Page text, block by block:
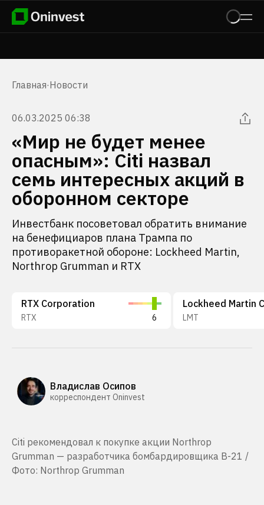
Главная·Новости
06.03.2025 06:38
«Мир не будет менее
опасным»: Citi назвал
семь интересных акций в
оборонном секторе
Инвестбанк посоветовал обратить внимание
на бенефициаров плана Трампа по
противоракетной обороне: Lockheed Martin,
Northrop Grumman и RTX
RTX Corporation
RTX 6 LMT
Владислав Осипов
корреспондент Oninvest
Citi рекомендовал к покупке акции Northrop
Grumman — разработчика бомбардировщика B-21 /
Фото: Northrop Grumman